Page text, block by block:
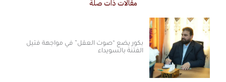
مقالات ذات صلة
بكور يضع “صوت العقل” في مواجهة فتيل
الفتنة بالسويداء